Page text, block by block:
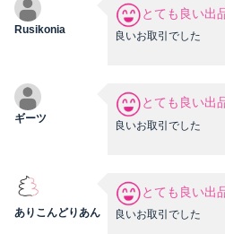
Rusikonia
とても良い出
良いお取引でした
ギーツ
とても良い出
良いお取引でした
ありこんどりあん
とても良い出
良いお取引でした